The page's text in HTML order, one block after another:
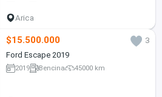
Arica
$15.500.000
3
Ford Escape 2019
2019 Bencina 45000 km